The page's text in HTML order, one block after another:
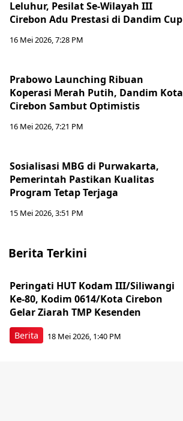
Leluhur, Pesilat Se-Wilayah III
Cirebon Adu Prestasi di Dandim Cup
16 Mei 2026, 7:28 PM
Prabowo Launching Ribuan
Koperasi Merah Putih, Dandim Kota
Cirebon Sambut Optimistis
16 Mei 2026, 7:21 PM
Sosialisasi MBG di Purwakarta,
Pemerintah Pastikan Kualitas
Program Tetap Terjaga
15 Mei 2026, 3:51 PM
Berita Terkini
Berita
Peringati HUT Kodam III/Siliwangi
Ke-80, Kodim 0614/Kota Cirebon
Gelar Ziarah TMP Kesenden
18 Mei 2026, 1:40 PM